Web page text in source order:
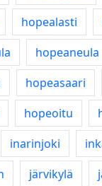
hopealasti
hopeaneula
hopeasaari
hopeoitu
inarinjoki
järvikylä